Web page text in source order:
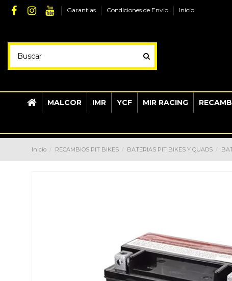
Garantias Condiciones de Envio Inicio
MALCOR IMR YCF MIR RACING
Inicio RECAMBIOS PIT BIKES BATERIAS PIT BIKES Y QUADS